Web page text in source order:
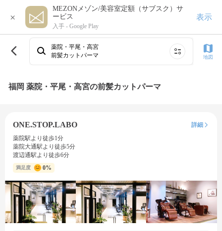
×
MEZONメゾン/美容室定額（サブスク）サ
ービス
入手 - Google Play
表示
薬院・平尾・高宮
前髪カットパーマ
地図
福岡 薬院・平尾・高宮の前髪カットパーマ
ONE.STOP.LABO
詳細
薬院駅より徒歩1分
薬院大通駅より徒歩5分
渡辺通駅より徒歩6分
満足度 0%